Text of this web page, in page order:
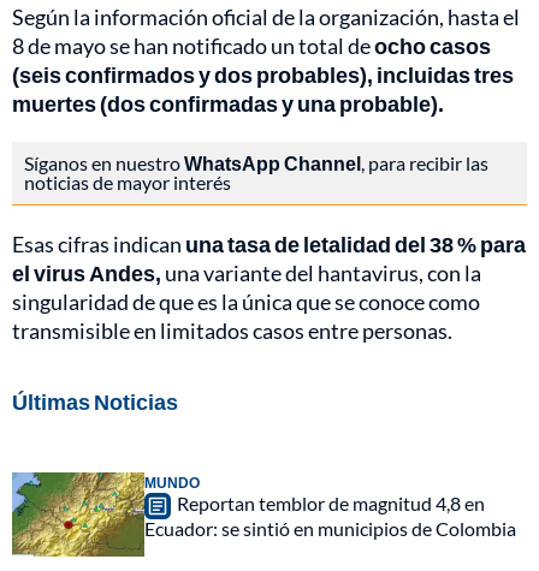
Según la información oficial de la organización, hasta el
8 de mayo se han notificado un total deocho casos
(seis confirmados y dos probables), incluidas tres
muertes (dos confirmadas y una probable).
Síganos en nuestroWhatsApp Channel , para recibir las
noticias de mayor interés
Esas cifras indican una tasa de letalidad del 38 % para
el virus Andes, una variante del hantavirus, con la
singularidad de que es la única que se conoce como
transmisible en limitados casos entre personas.
Últimas Noticias
MUNDO
Reportan temblor de magnitud 4,8 en
Ecuador: se sintió en municipios de Colombia